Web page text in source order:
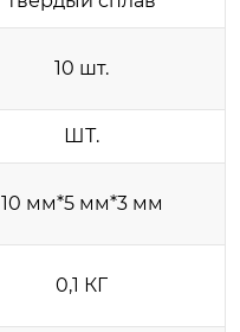
10 шт.
ШТ.
10 мм*5 мм*3 мм
0,1 КГ